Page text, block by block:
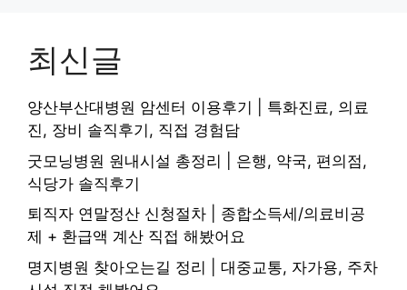
최신글
양산부산대병원 암센터 이용후기 | 특화진료, 의료
진, 장비 솔직후기, 직접 경험담
굿모닝병원 원내시설 총정리 | 은행, 약국, 편의점,
식당가 솔직후기
퇴직자 연말정산 신청절차 | 종합소득세/의료비공
제 + 환급액 계산 직접 해봤어요
명지병원 찾아오는길 정리 | 대중교통, 자가용, 주차